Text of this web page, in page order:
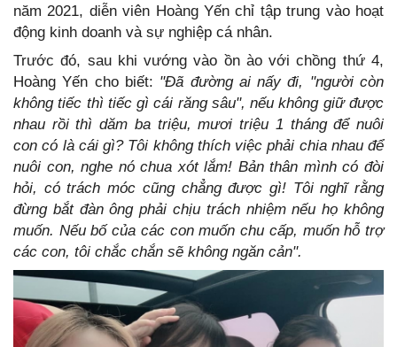
năm 2021, diễn viên Hoàng Yến chỉ tập trung vào hoạt
động kinh doanh và sự nghiệp cá nhân.
Trước đó, sau khi vướng vào ồn ào với chồng thứ 4,
Hoàng Yến cho biết: "Đã đường ai nấy đi, "người còn
không tiếc thì tiếc gì cái răng sâu", nếu không giữ được
nhau rồi thì dăm ba triệu, mươi triệu 1 tháng để nuôi
con có là cái gì? Tôi không thích việc phải chia nhau để
nuôi con, nghe nó chua xót lắm! Bản thân mình có đòi
hỏi, có trách móc cũng chẳng được gì! Tôi nghĩ rằng
đừng bắt đàn ông phải chịu trách nhiệm nếu họ không
muốn. Nếu bố của các con muốn chu cấp, muốn hỗ trợ
các con, tôi chắc chắn sẽ không ngăn cản".